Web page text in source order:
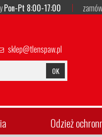
Pon-Pt 8:00-17:00
sklep@tlenspaw.pl
OK
Odzież